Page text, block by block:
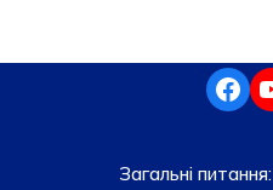
Загальні питання: